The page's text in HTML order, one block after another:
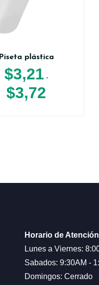
Piseta plástica
$3,21 -
$3,72
Horario de Atención
Lunes a Viernes:
Sabados: 9:30AM -
Domingos: Cerrado